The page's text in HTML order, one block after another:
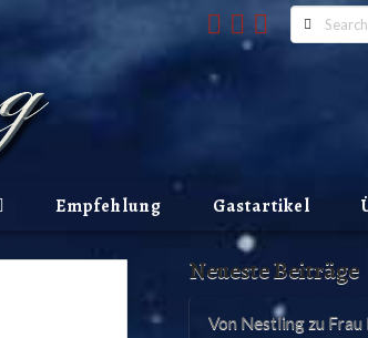
Search
Empfehlung Gastartikel
Neueste Beiträge
Von Nestling zu Frau